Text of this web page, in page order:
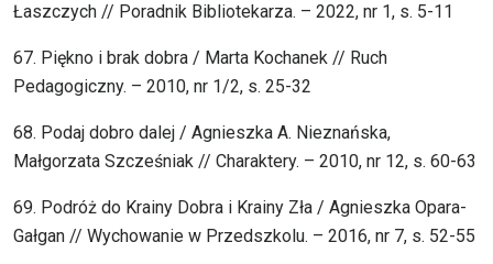
Łaszczych // Poradnik Bibliotekarza. – 2022, nr 1, s. 5-11
67. Piękno i brak dobra / Marta Kochanek // Ruch
Pedagogiczny. – 2010, nr 1/2, s. 25-32
68. Podaj dobro dalej / Agnieszka A. Nieznańska,
Małgorzata Szcześniak // Charaktery. – 2010, nr 12, s. 60-63
69. Podróż do Krainy Dobra i Krainy Zła / Agnieszka Opara-
Gałgan // Wychowanie w Przedszkolu. – 2016, nr 7, s. 52-55